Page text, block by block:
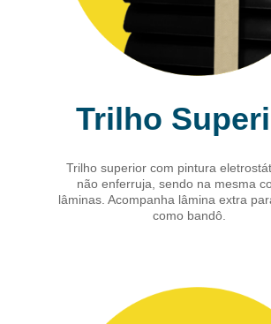
Trilho
Trilho superior com pintura
não enferruja, sendo na mesma
lâminas. Acompanha lâmina extra
como bandô.